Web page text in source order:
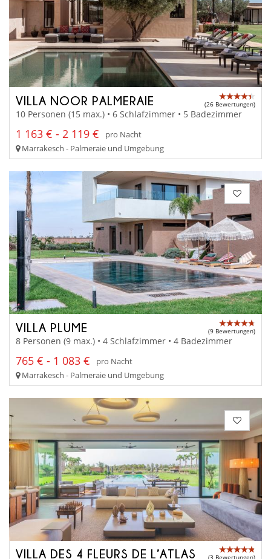
VILLA NOOR PALMERAIE (26 Bewertungen)
10 Personen (15 max.) • 6 Schlafzimmer • 5 Badezimmer
1 163 € - 2 119 €
pro Nacht
Marrakesch - Palmeraie und Umgebung
VILLA PLUME (9 Bewertungen)
8 Personen (9 max.) • 4 Schlafzimmer • 4 Badezimmer
765 € - 1 083 €
pro Nacht
Marrakesch - Palmeraie und Umgebung
VILLA DES 4 FLEURS DE L’ATLAS